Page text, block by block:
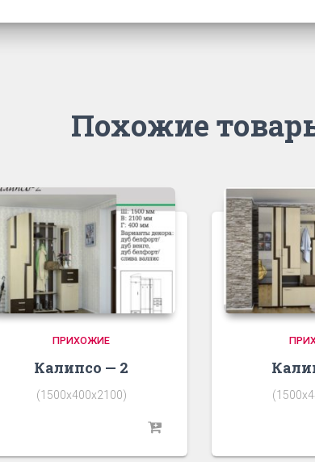
Похожие
ПРИХОЖИЕ
Калипсо — 2
(1500х400х2100)